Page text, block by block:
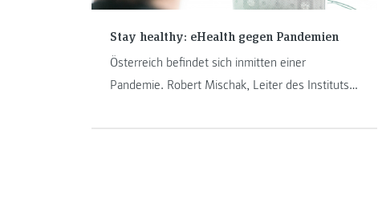
Stay healthy: eHealth gegen Pandemien
Österreich befindet sich inmitten einer
Pandemie. Robert Mischak, Leiter des Instituts